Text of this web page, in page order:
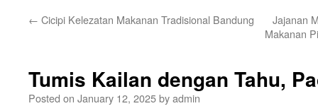
← Cicipi Kelezatan Makanan Tradisional Bandung
Jajanan
Makanan
Tumis Kailan dengan Tahu,
Posted on January 12, 2025byadmin